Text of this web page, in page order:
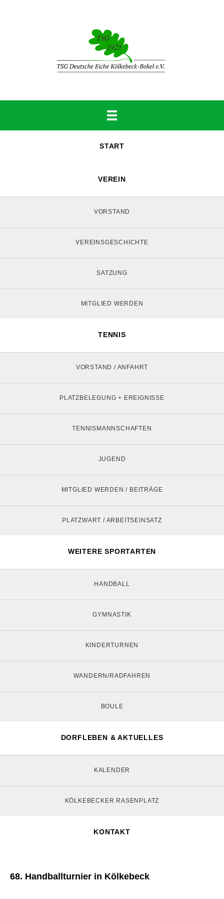
START
VEREIN
VORSTAND
VEREINSGESCHICHTE
SATZUNG
MITGLIED WERDEN
TENNIS
VORSTAND / ANFAHRT
PLATZBELEGUNG + EREIGNISSE
TENNISMANNSCHAFTEN
JUGEND
MITGLIED WERDEN / BEITRÄGE
PLATZWART / ARBEITSEINSATZ
WEITERE SPORTARTEN
HANDBALL
GYMNASTIK
KINDERTURNEN
WANDERN/RADFAHREN
BOULE
DORFLEBEN & AKTUELLES
KALENDER
KÖLKEBECKER RASENPLATZ
KONTAKT
68. Handballturnier in Kölkebeck